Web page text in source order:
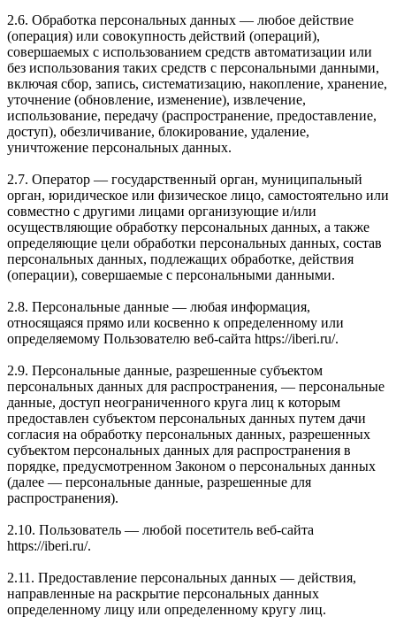
2.6. Обработка персональных данных — любое действие
(операция) или совокупность действий (операций),
совершаемых с использованием средств автоматизации или
без использования таких средств с персональными данными,
включая сбор, запись, систематизацию, накопление, хранение,
уточнение (обновление, изменение), извлечение,
использование, передачу (распространение, предоставление,
доступ), обезличивание, блокирование, удаление,
уничтожение персональных данных.
2.7. Оператор — государственный орган, муниципальный
орган, юридическое или физическое лицо, самостоятельно или
совместно с другими лицами организующие и/или
осуществляющие обработку персональных данных, а также
определяющие цели обработки персональных данных, состав
персональных данных, подлежащих обработке, действия
(операции), совершаемые с персональными данными.
2.8. Персональные данные — любая информация,
относящаяся прямо или косвенно к определенному или
определяемому Пользователю веб-сайта https://iberi.ru/.
2.9. Персональные данные, разрешенные субъектом
персональных данных для распространения, — персональные
данные, доступ неограниченного круга лиц к которым
предоставлен субъектом персональных данных путем дачи
согласия на обработку персональных данных, разрешенных
субъектом персональных данных для распространения в
порядке, предусмотренном Законом о персональных данных
(далее — персональные данные, разрешенные для
распространения).
2.10. Пользователь — любой посетитель веб-сайта
https://iberi.ru/.
2.11. Предоставление персональных данных — действия,
направленные на раскрытие персональных данных
определенному лицу или определенному кругу лиц.